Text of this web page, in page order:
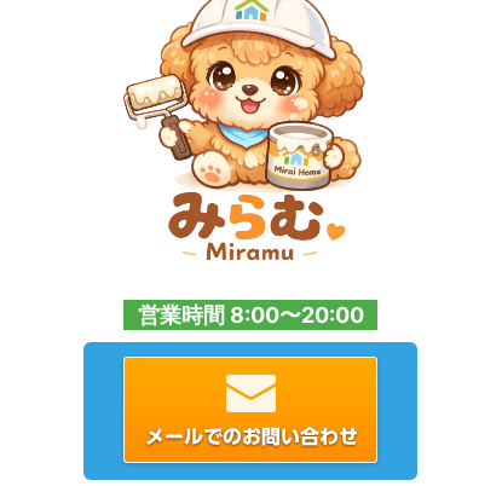
営業時間 8:00〜20:00